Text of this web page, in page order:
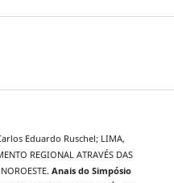
Eduardo Ruschel; LIMA,
REGIONAL ATRAVÉS DAS
Anais do Simpósio